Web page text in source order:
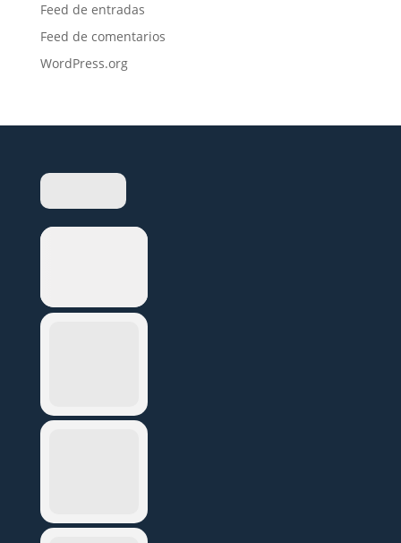
Feed de entradas
Feed de comentarios
WordPress.org